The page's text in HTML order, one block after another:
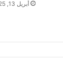
أبريل 13, 2025